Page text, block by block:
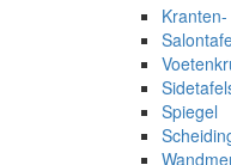
Spiegel